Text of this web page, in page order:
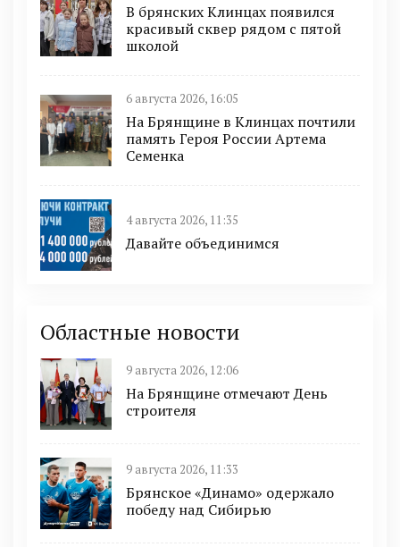
В брянских Клинцах появился
красивый сквер рядом с пятой
школой
6 августа 2026, 16:05
На Брянщине в Клинцах почтили
память Героя России Артема
Семенка
4 августа 2026, 11:35
Давайте объединимся
Областные новости
9 августа 2026, 12:06
На Брянщине отмечают День
строителя
9 августа 2026, 11:33
Брянское «Динамо» одержало
победу над Сибирью